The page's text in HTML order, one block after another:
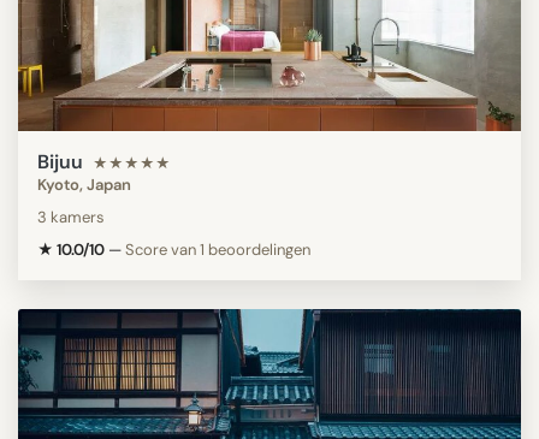
Bijuu ★★★★★
Kyoto, Japan
3 kamers
★ 10.0/10 —Score van 1 beoordelingen